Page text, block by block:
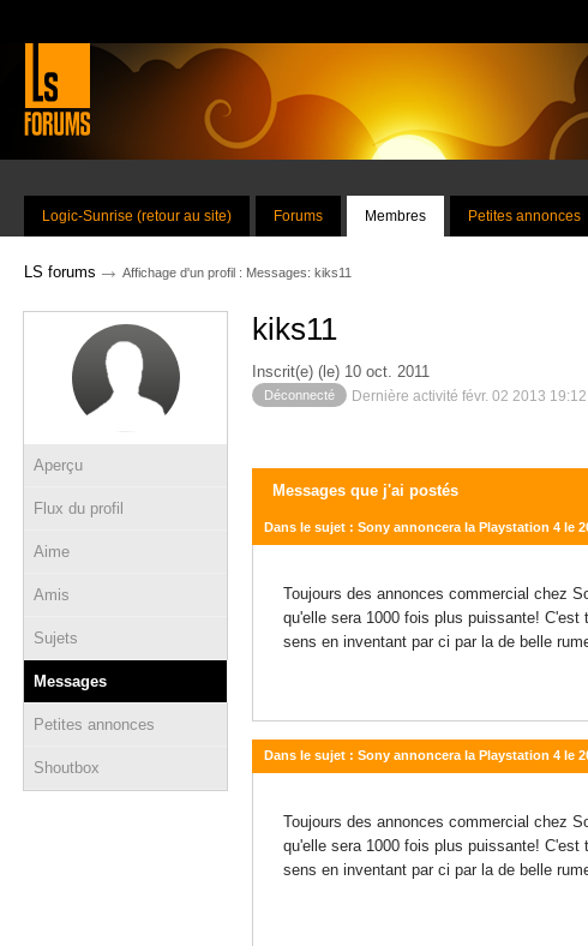
Logic-Sunrise (retour au site) Forums Membres Petites annonces
LS forums → Affichage d'un profil : Messages: kiks11
Aperçu
Flux du profil
Aime
Amis
Sujets
Messages
Petites annonces
Shoutbox
kiks11
Inscrit(e) (le) 10 oct. 2011
Déconnecté Dernière activité févr. 02 2013 19:12
Messages que j'ai postés
Dans le sujet : Sony annoncera la Playstation 4 le
Toujours des annonces commercial chez
qu'elle sera 1000 fois plus puissante!
sens en inventant par ci par la de belle
Dans le sujet : Sony annoncera la Playstation 4 le
Toujours des annonces commercial chez
qu'elle sera 1000 fois plus puissante!
sens en inventant par ci par la de belle